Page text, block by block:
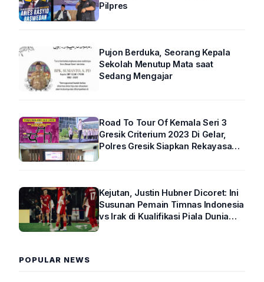
Pilpres
Pujon Berduka, Seorang Kepala
Sekolah Menutup Mata saat
Sedang Mengajar
Road To Tour Of Kemala Seri 3
Gresik Criterium 2023 Di Gelar,
Polres Gresik Siapkan Rekayasa
Kejutan, Justin Hubner Dicoret: Ini
Susunan Pemain Timnas Indonesia
vs Irak di Kualifikasi Piala Dunia
POPULAR NEWS